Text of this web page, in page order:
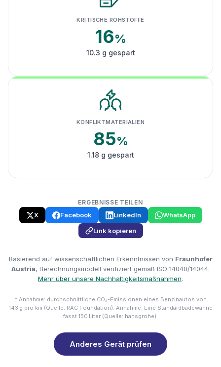
KRITISCHE ROHSTOFFE
16%
10.3 g gespart
KONFLIKTMATERIALIEN
85%
1.18 g gespart
ERGEBNISSE TEILEN
X Facebook LinkedIn
WhatsApp
Link kopieren
Basierend auf wissenschaftlichen Erkenntnissen von Fraunhofer
Austria, Berechnungsmodell verifiziert gemäß ISO 14040/14044.
Mehr über unsere Nachhaltigkeitsmaßnahmen.
* Annahme: durchschnittliche CO₂-Emissionen eines Benzinautos von
143 g pro km (Quelle: RAC Foundation). Annahme: Eine Standardbadewanne
fasst 150 Liter (Quelle: hansgrohe).
Anderes Gerät prüfen